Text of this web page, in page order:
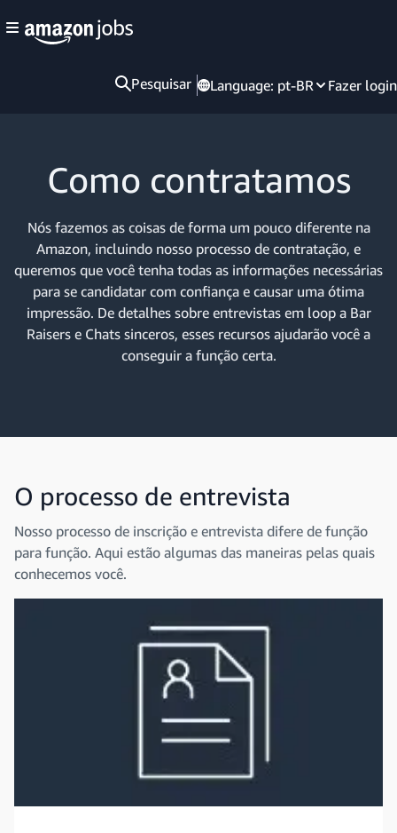
Pesquisar Language: pt-BR Fazer login
Como contratamos
Nós fazemos as coisas de forma um pouco diferente na
Amazon, incluindo nosso processo de contratação, e
queremos que você tenha todas as informações necessárias
para se candidatar com confiança e causar uma ótima
impressão. De detalhes sobre entrevistas em loop a Bar
Raisers e Chats sinceros, esses recursos ajudarão você a
conseguir a função certa.
O processo de entrevista
Nosso processo de inscrição e entrevista difere de função
para função. Aqui estão algumas das maneiras pelas quais
conhecemos você.